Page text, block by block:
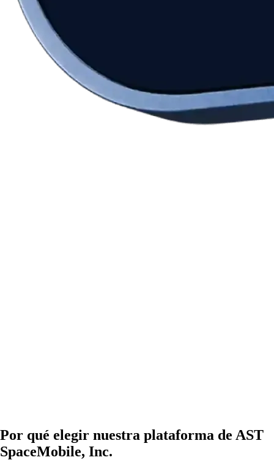
Por qué elegir nuestra plataforma de AST
SpaceMobile, Inc.